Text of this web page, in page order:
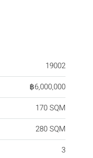
19002
฿6,000,000
170 SQM
280 SQM
3